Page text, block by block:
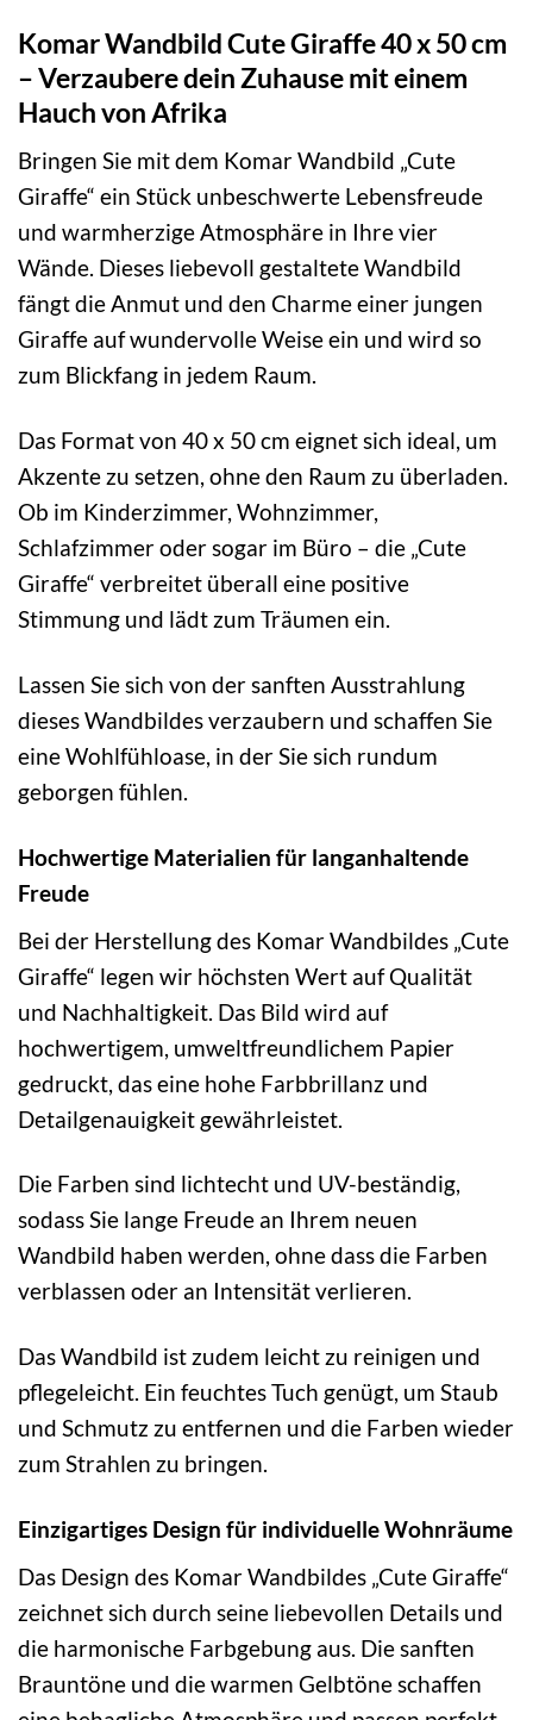
Komar Wandbild Cute Giraffe 40 x 50 cm
– Verzaubere dein Zuhause mit einem
Hauch von Afrika
Bringen Sie mit dem Komar Wandbild „Cute
Giraffe“ ein Stück unbeschwerte Lebensfreude
und warmherzige Atmosphäre in Ihre vier
Wände. Dieses liebevoll gestaltete Wandbild
fängt die Anmut und den Charme einer jungen
Giraffe auf wundervolle Weise ein und wird so
zum Blickfang in jedem Raum.
Das Format von 40 x 50 cm eignet sich ideal, um
Akzente zu setzen, ohne den Raum zu überladen.
Ob im Kinderzimmer, Wohnzimmer,
Schlafzimmer oder sogar im Büro – die „Cute
Giraffe“ verbreitet überall eine positive
Stimmung und lädt zum Träumen ein.
Lassen Sie sich von der sanften Ausstrahlung
dieses Wandbildes verzaubern und schaffen Sie
eine Wohlfühloase, in der Sie sich rundum
geborgen fühlen.
Hochwertige Materialien für langanhaltende
Freude
Bei der Herstellung des Komar Wandbildes „Cute
Giraffe“ legen wir höchsten Wert auf Qualität
und Nachhaltigkeit. Das Bild wird auf
hochwertigem, umweltfreundlichem Papier
gedruckt, das eine hohe Farbbrillanz und
Detailgenauigkeit gewährleistet.
Die Farben sind lichtecht und UV-beständig,
sodass Sie lange Freude an Ihrem neuen
Wandbild haben werden, ohne dass die Farben
verblassen oder an Intensität verlieren.
Das Wandbild ist zudem leicht zu reinigen und
pflegeleicht. Ein feuchtes Tuch genügt, um Staub
und Schmutz zu entfernen und die Farben wieder
zum Strahlen zu bringen.
Einzigartiges Design für individuelle Wohnräume
Das Design des Komar Wandbildes „Cute Giraffe“
zeichnet sich durch seine liebevollen Details und
die harmonische Farbgebung aus. Die sanften
Brauntöne und die warmen Gelbtöne schaffen